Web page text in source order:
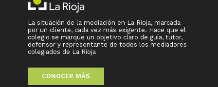
La situación de la mediación en La Rioja, marcada
por un cliente, cada vez más exigente. Hace que el
colegio se marque un objetivo claro de guía, tutor,
defensor y representante de todos los mediadores
colegiados de La Rioja
CONOCER MÁS